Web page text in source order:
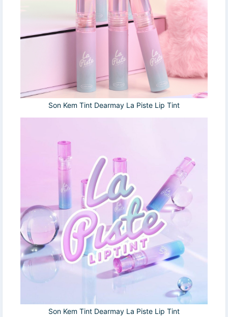
Son Kem Tint Dearmay La Piste Lip Tint
Son Kem Tint Dearmay La Piste Lip Tint